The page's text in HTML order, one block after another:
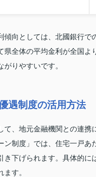
傾向としては、北國銀行
全体の平均金利が全国
りやすいです。
遇制度の活用方法
、地元金融機関との連
ン制度」では、住宅一戸
下げられます。具体的
す。